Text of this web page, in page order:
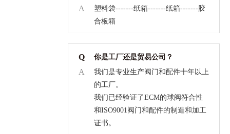
A
塑料袋-------纸箱-------纸箱-------胶
合板箱
Q 你是工厂还是贸易公司？
A
我们是专业生产阀门和配件十年以上
的工厂。
我们已经验证了ECM的球阀符合性
和ISO9001阀门和配件的制造和加工
证书。